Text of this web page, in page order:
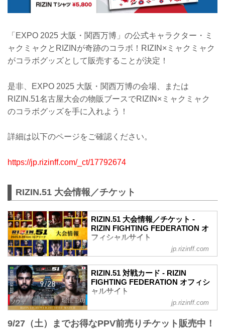
「EXPO 2025 大阪・関西万博」の公式キャラクター・ミ
ャクミャクとRIZINが奇跡のコラボ！RIZIN×ミャクミャク
がコラボグッズとして販売することが決定！
是非、EXPO 2025 大阪・関西万博の会場、または
RIZIN.51名古屋大会の物販ブースでRIZIN×ミャクミャク
のコラボグッズを手に入れよう！
詳細は以下のページをご確認ください。
https://jp.rizinff.com/_ct/17792674
RIZIN.51 大会情報／チケット
RIZIN.51 大会情報／チケット -
RIZIN FIGHTING FEDERATION オ
フィシャルサイト
A席、ステージサイドS席の2券種の追加
販売が決定！
8/21（木）更新
VVIP席、A席完売いたしました。
開場（予定）が以下の時間に変更となり
jp.rizinff.com
RIZIN.51 対戦カード - RIZIN
FIGHTING FEDERATION オフィシ
ャルサイト
ルト・サトシ・ソウザ vs. 堀江圭功
jp.rizinff.com
9/27（土）までお得なPPV前売りチケット販売中！